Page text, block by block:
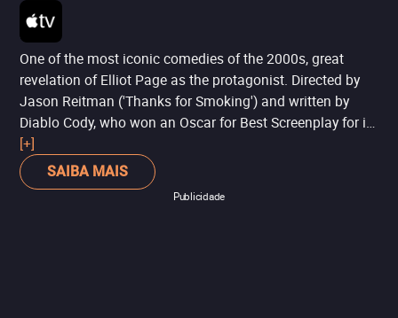
One of the most iconic comedies of the 2000s, great
revelation of Elliot Page as the protagonist. Directed by
Jason Reitman ('Thanks for Smoking') and written by
Diablo Cody, who won an Oscar for Best Screenplay for its
originality, 'Juno' is a unique representation of
adolescence. Openly addressing taboos with a lot of
irony, the story is honest, well-written and very
[+]
SAIBA MAIS
Publicidade